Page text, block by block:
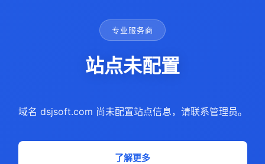
专业服务商
站点未配置
域名 dsjsoft.com 尚未配置站点信息，请联系管理员。
了解更多